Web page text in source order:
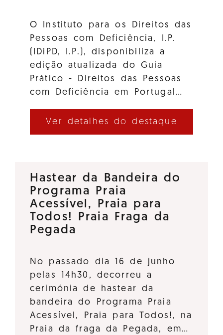
O Instituto para os Direitos das
Pessoas com Deficiência, I.P.
(IDiPD, I.P.), disponibiliza a
edição atualizada do Guia
Prático - Direitos das Pessoas
com Deficiência em Portugal…
Ver detalhes do destaque
Hastear da Bandeira do
Programa Praia
Acessível, Praia para
Todos! Praia Fraga da
Pegada
No passado dia 16 de junho
pelas 14h30, decorreu a
cerimónia de hastear da
bandeira do Programa Praia
Acessível, Praia para Todos!, na
Praia da fraga da Pegada, em…